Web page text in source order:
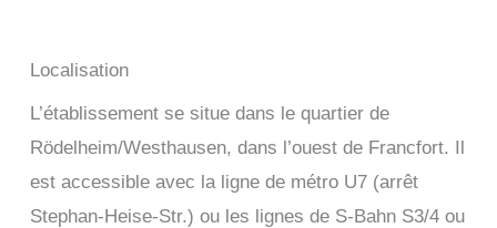
Localisation
L’établissement se situe dans le quartier de
Rödelheim/Westhausen, dans l’ouest de Francfort. Il
est accessible avec la ligne de métro U7 (arrêt
Stephan-Heise-Str.) ou les lignes de S-Bahn S3/4 ou